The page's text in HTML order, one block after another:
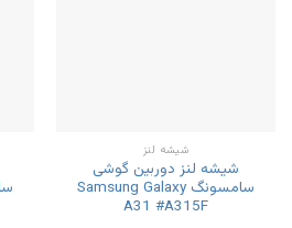
شیشه لنز
شیشه لنز دوربین گوشی
سامسونگ Samsung Galaxy
A31 #A315F